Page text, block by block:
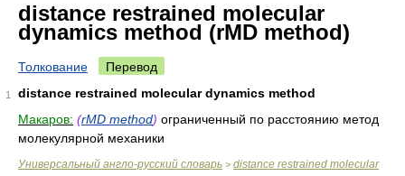
distance restrained molecular
dynamics method (rMD method)
Толкование Перевод
1
distance restrained molecular dynamics method
Макаров: (rMD method) ограниченный по расстоянию метод
молекулярной механики
Универсальный англо-русский словарь > distance restrained molecular